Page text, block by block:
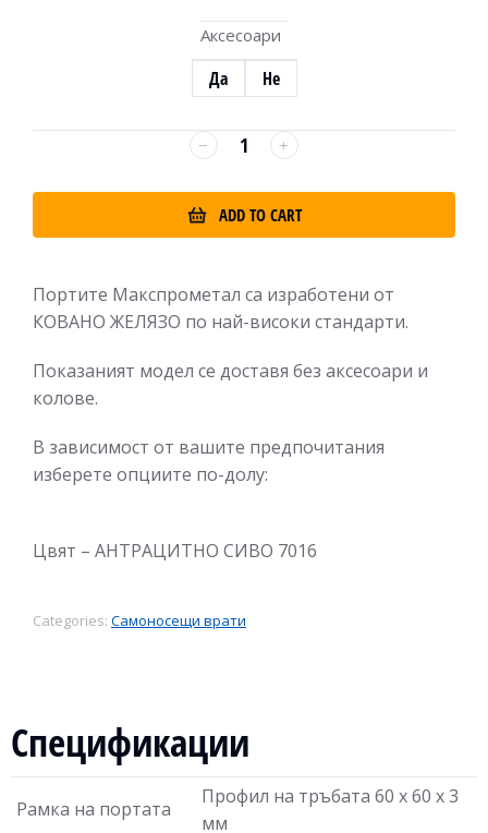
Аксесоари
Да Не
ADD TO CART
Портите Макспрометал са изработени от
КОВАНО ЖЕЛЯЗО по най-високи стандарти.
Показаният модел се доставя без аксесоари и
колове.
В зависимост от вашите предпочитания
изберете опциите по-долу:
Цвят – АНТРАЦИТНО СИВО 7016
Categories: Самоносещи врати
Спецификации
Рамка на портата
Профил на тръбата 60 х 60 х 3
мм